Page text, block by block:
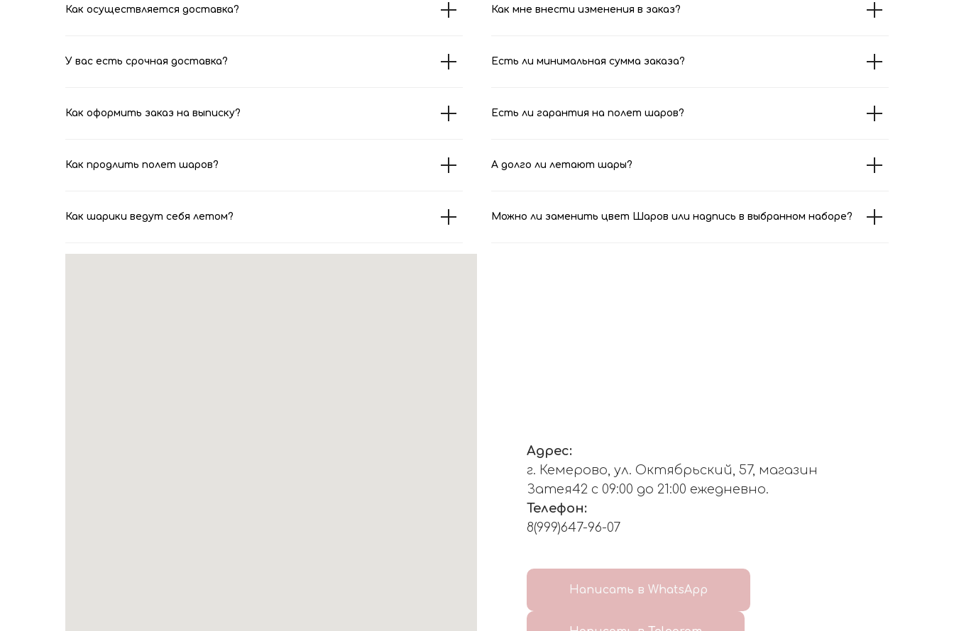
Как осуществляется доставка?
У вас есть срочная доставка?
Как оформить заказ на выписку?
Как продлить полет шаров?
Как шарики ведут себя летом?
Как мне внести изменения в заказ?
Есть ли минимальная сумма заказа?
Есть ли гарантия на полет шаров?
А долго ли летают шары?
Можно ли заменить цвет Шаров или надпись в выбранном наборе?
Адрес:
г. Кемерово, ул. Октябрьский, 57, магазин
Затея42 с 09:00 до 21:00 ежедневно.
Телефон:
8(999)647-96-07
Написать в WhatsApp